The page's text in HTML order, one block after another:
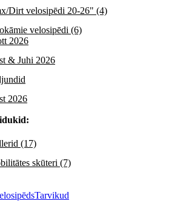
Dirt velosipēdi 20-26" (4)
velosipēdi (6)
2026
& Juhi 2026
2026
(17)
skūteri (7)
Tarvikud